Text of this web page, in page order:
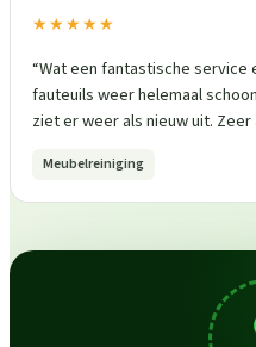
★★★★★
“Wat een fantastische service
fauteuils weer helemaal
ziet er weer als nieuw uit. Zeer
Meubelreiniging